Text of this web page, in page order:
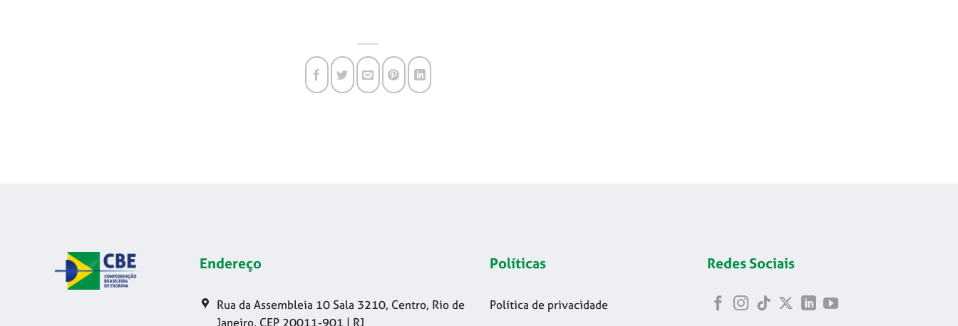
Endereço
Rua da Assembleia 10 Sala 3210, Centro, Rio de
Janeiro, CEP 20011-901 | RJ
Políticas
Política de privacidade
Redes Sociais